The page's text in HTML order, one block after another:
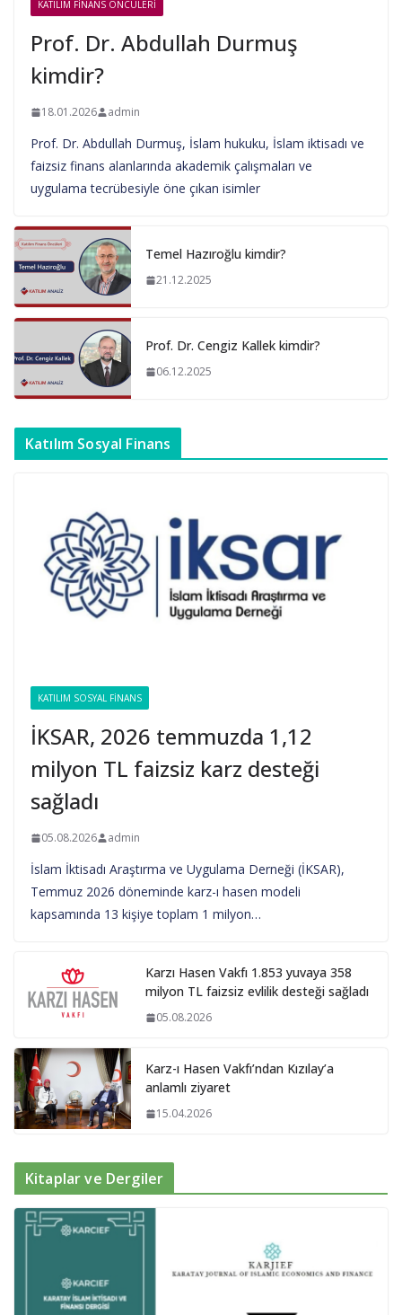
KATILIM FINANS ÖNCÜLERI
Prof. Dr. Abdullah Durmuş
kimdir?
18.01.2026 admin
Prof. Dr. Abdullah Durmuş, İslam hukuku, İslam iktisadı ve
faizsiz finans alanlarında akademik çalışmaları ve
uygulama tecrübesiyle öne çıkan isimler
Temel Hazıroğlu kimdir?
21.12.2025
Prof. Dr. Cengiz Kallek kimdir?
06.12.2025
Katılım Sosyal Finans
KATILIM SOSYAL FINANS
İKSAR, 2026 temmuzda 1,12
milyon TL faizsiz karz desteği
sağladı
05.08.2026 admin
İslam İktisadı Araştırma ve Uygulama Derneği (İKSAR),
Temmuz 2026 döneminde karz-ı hasen modeli
kapsamında 13 kişiye toplam 1 milyon…
Karzı Hasen Vakfı 1.853 yuvaya 358
milyon TL faizsiz evlilik desteği sağladı
05.08.2026
Karz-ı Hasen Vakfı’ndan Kızılay’a
anlamlı ziyaret
15.04.2026
Kitaplar ve Dergiler